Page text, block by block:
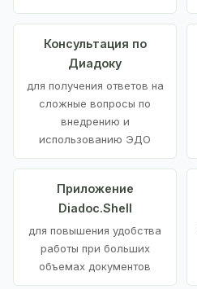
Консультация по
Диадоку
для получения ответов на
сложные вопросы по
внедрению и
использованию ЭДО
Приложение
Diadoc.Shell
для повышения удобства
работы при больших
объемах документов